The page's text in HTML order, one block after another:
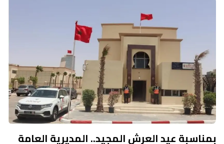
بمناسبة عيد العرش المجيد.. المديرية العامة